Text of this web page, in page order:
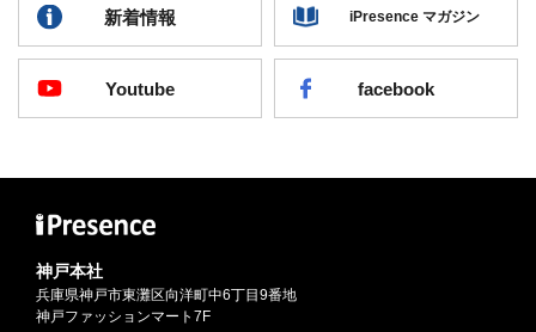
新着情報 iPresence マガジン
Youtube facebook
神戸本社
兵庫県神戸市東灘区向洋町中6丁目9番地
神戸ファッションマート7F